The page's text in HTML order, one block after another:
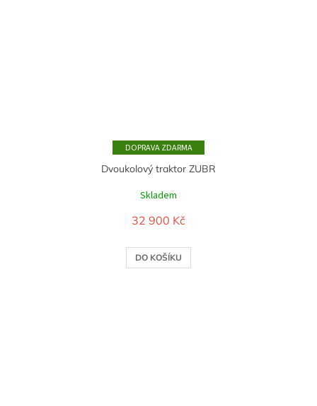
ZDARMA
Dvoukolový traktor ZUBR
Skladem
32 900 Kč
DO KOŠÍKU